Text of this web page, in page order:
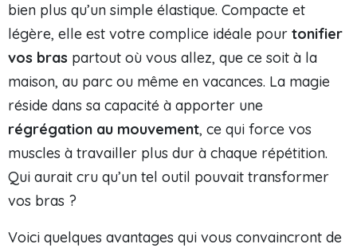
bien plus qu’un simple élastique. Compacte et
légère, elle est votre complice idéale pour tonifier
vos bras partout où vous allez, que ce soit à la
maison, au parc ou même en vacances. La magie
réside dans sa capacité à apporter une
régrégation au mouvement, ce qui force vos
muscles à travailler plus dur à chaque répétition.
Qui aurait cru qu’un tel outil pouvait transformer
vos bras ?
Voici quelques avantages qui vous convaincront de